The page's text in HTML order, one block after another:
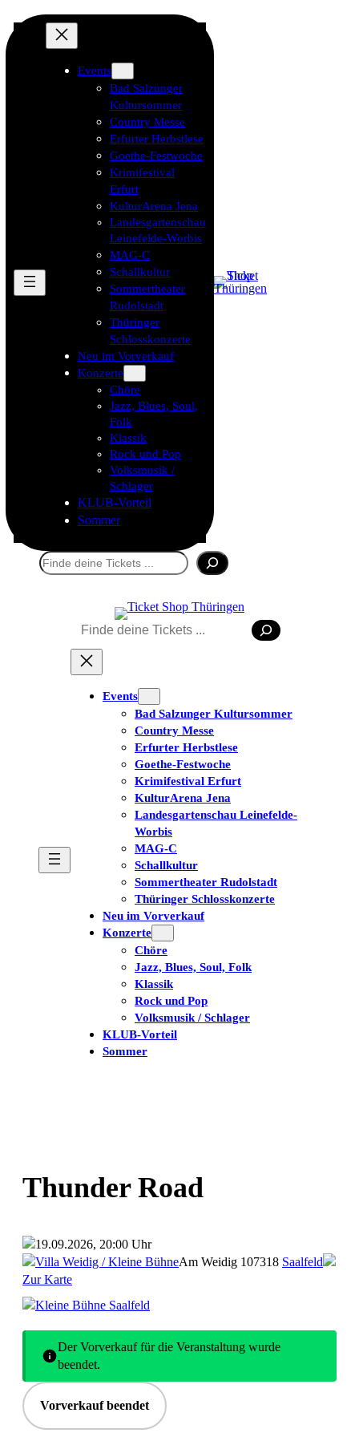
Events
Bad Salzunger
Kultursommer
Country Messe
Erfurter Herbstlese
Goethe-Festwoche
Krimifestival
Erfurt
KulturArena Jena
Landesgartenschau
Leinefelde-Worbis
MAG-C
Schallkultur
Sommertheater
Rudolstadt
Thüringer
Schlosskonzerte
Neu im Vorverkauf
Konzerte
Chöre
Jazz, Blues, Soul,
Folk
Klassik
Rock und Pop
Volksmusik /
Schlager
KLUB-Vorteil
Sommer
Suchen
Suchen
Events
Bad Salzunger Kultursommer
Country Messe
Erfurter Herbstlese
Goethe-Festwoche
Krimifestival Erfurt
KulturArena Jena
Landesgartenschau Leinefelde-
Worbis
MAG-C
Schallkultur
Sommertheater Rudolstadt
Thüringer Schlosskonzerte
Neu im Vorverkauf
Konzerte
Chöre
Jazz, Blues, Soul, Folk
Klassik
Rock und Pop
Volksmusik / Schlager
KLUB-Vorteil
Sommer
Thunder Road
19.09.2026, 20:00 Uhr
Villa Weidig / Kleine BühneAm Weidig 107318 Saalfeld
Zur Karte
Kleine Bühne Saalfeld
Der Vorverkauf für die Veranstaltung wurde
beendet.
Vorverkauf beendet